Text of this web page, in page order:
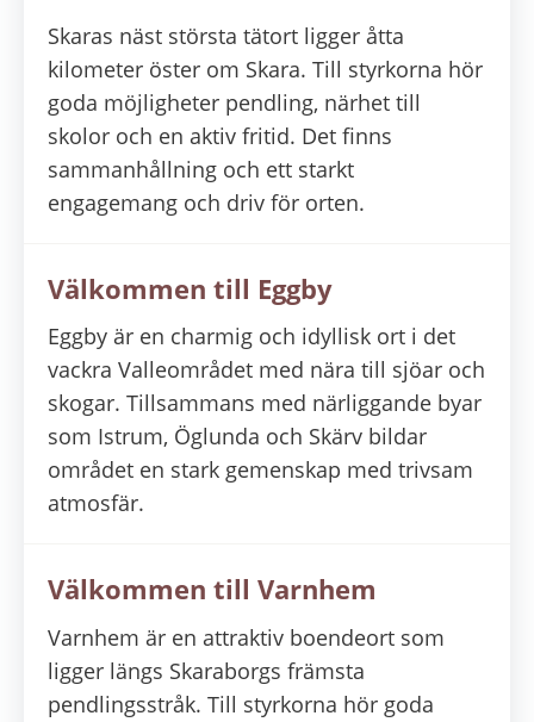
Skaras näst största tätort ligger åtta
kilometer öster om Skara. Till styrkorna hör
goda möjligheter pendling, närhet till
skolor och en aktiv fritid. Det finns
sammanhållning och ett starkt
engagemang och driv för orten.
Välkommen till Eggby
Eggby är en charmig och idyllisk ort i det
vackra Valleområdet med nära till sjöar och
skogar. Tillsammans med närliggande byar
som Istrum, Öglunda och Skärv bildar
området en stark gemenskap med trivsam
atmosfär.
Välkommen till Varnhem
Varnhem är en attraktiv boendeort som
ligger längs Skaraborgs främsta
pendlingsstråk. Till styrkorna hör goda